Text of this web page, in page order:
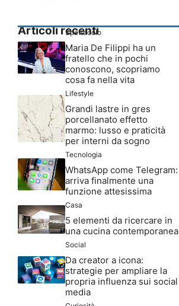
Articoli recenti
Spettacolo
Maria De Filippi ha un
fratello che in pochi
conoscono, scopriamo
cosa fa nella vita
Lifestyle
Grandi lastre in gres
porcellanato effetto
marmo: lusso e praticità
per interni da sogno
Tecnologia
WhatsApp come Telegram:
arriva finalmente una
funzione attesissima
Casa
5 elementi da ricercare in
una cucina contemporanea
Social
Da creator a icona:
strategie per ampliare la
propria influenza sui social
media